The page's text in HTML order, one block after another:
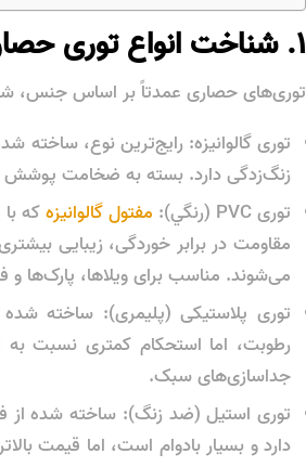
۱. شناخت انواع توری حصاری
توری‌های حصاری عمدتاً بر اساس جنس،
توری گالوانیزه: رایج‌ترین نوع، ساخته
زنگ‌زدگی دارد. بسته به ضخامت
توری PVC (رنگي):
مفتول گالوانیزه
مقاومت در برابر خوردگی، زیبایی
می‌شوند. مناسب برای ویلاها، پارک‌ها
توری پلاستیکی (پلیمری): ساخته شده
رطوبت، اما استحکام کمتری نسبت
جداسازی‌های سبک.
توری استیل (ضد زنگ): ساخته شده از
دارد و بسیار بادوام است، اما قیمت